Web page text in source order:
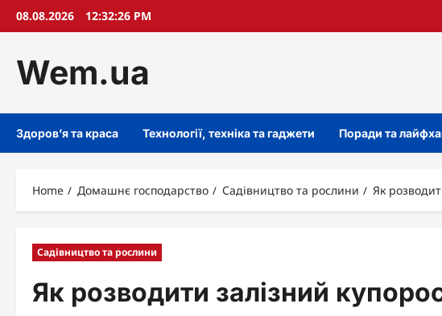
Skip08.08.2026 12:32:27 PM
Wem.ua
Здоров’я та краса Технології, техніка та гаджети Поради та
Home Домашнє господарство Садівництво та рослини Як
Садівництво та рослини
Як розводити залізний